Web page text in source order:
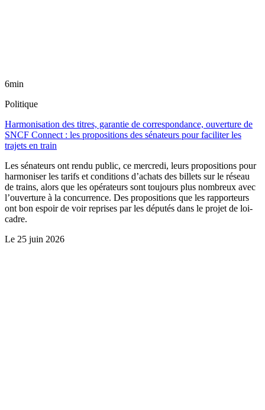
6min
Politique
Harmonisation des titres, garantie de correspondance, ouverture de
SNCF Connect : les propositions des sénateurs pour faciliter les
trajets en train
Les sénateurs ont rendu public, ce mercredi, leurs propositions pour
harmoniser les tarifs et conditions d’achats des billets sur le réseau
de trains, alors que les opérateurs sont toujours plus nombreux avec
l’ouverture à la concurrence. Des propositions que les rapporteurs
ont bon espoir de voir reprises par les députés dans le projet de loi-
cadre.
Le 25 juin 2026